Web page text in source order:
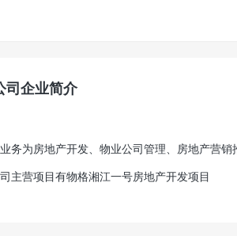
司企业简介
务为房地产开发、物业公司管理、房地产营
主营项目有物格湘江一号房地产开发项目